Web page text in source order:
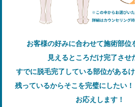
お客様の好みに合わせて施術部位
見えるところだけ完了させ
すでに脱毛完了している部位がある
残っているからそこを完璧にしたい
お応えします！